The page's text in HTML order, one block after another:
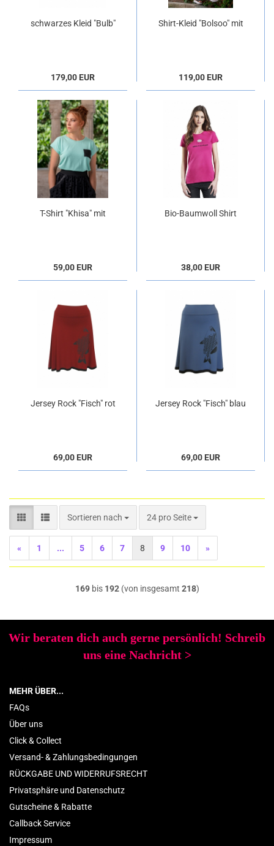
schwarzes Kleid "Bulb"
179,00 EUR
Shirt-Kleid "Bolsoo" mit
119,00 EUR
T-Shirt "Khisa" mit
59,00 EUR
Bio-Baumwoll Shirt
38,00 EUR
Jersey Rock "Fisch" rot
69,00 EUR
Jersey Rock "Fisch" blau
69,00 EUR
Sortieren nach
Sortieren nach 24 pro Seite
pro Seite
« 1 ... 5 6 7 8 9 10 »
169bis 192(von insgesamt 218)
Wir beraten dich auch gerne persönlich! Schreib
uns eine Nachricht >
MEHR ÜBER...
FAQs
Über uns
Click & Collect
Versand- & Zahlungsbedingungen
RÜCKGABE UND WIDERRUFSRECHT
Privatsphäre und Datenschutz
Gutscheine & Rabatte
Callback Service
Impressum